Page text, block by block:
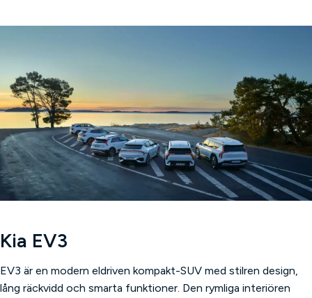
Kia EV3
EV3 är en modern eldriven kompakt-SUV med stilren design,
lång räckvidd och smarta funktioner. Den rymliga interiören